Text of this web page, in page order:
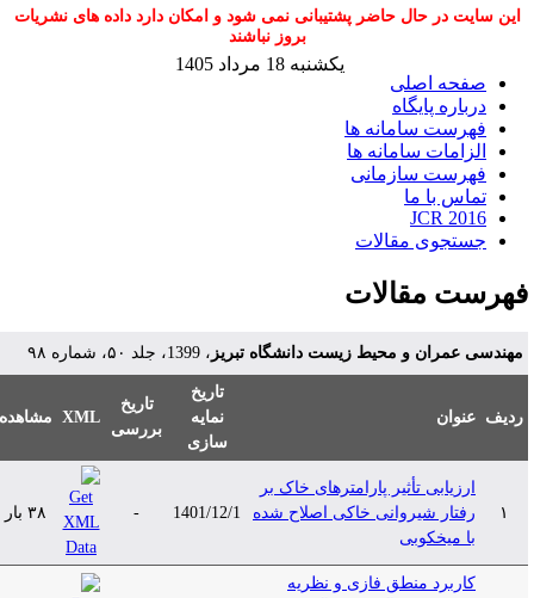
این سایت در حال حاضر پشتیبانی نمی شود و امکان دارد داده های نشریات
بروز نباشند
صفحه اصلی
درباره پایگاه
فهرست سامانه ها
الزامات سامانه ها
فهرست سازمانی
تماس با ما
JCR 2016
جستجوی مقالات
یکشنبه 18 مرداد 1405
مقالات
مهندسی عمران و محیط زیست دانشگاه تبریز، 1399، جلد ۵۰، شماره ۹۸
ردیف عنوان
تاریخ
نمایه
سازی
تاریخ
بررسی
XML مشاهده
ارزیابی تأثیر پارامترهای خاک بر
رفتار شیروانی خاکی اصلاح شده
با میخکوبی
1401/12/1 ۳۸ بار
کاربرد منطق فازی و نظریه